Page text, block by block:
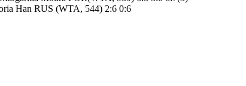
RUS (WTA, 544) 2:6 0:6